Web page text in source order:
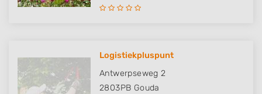
Logistiekpluspunt
Antwerpseweg 2
2803PB Gouda